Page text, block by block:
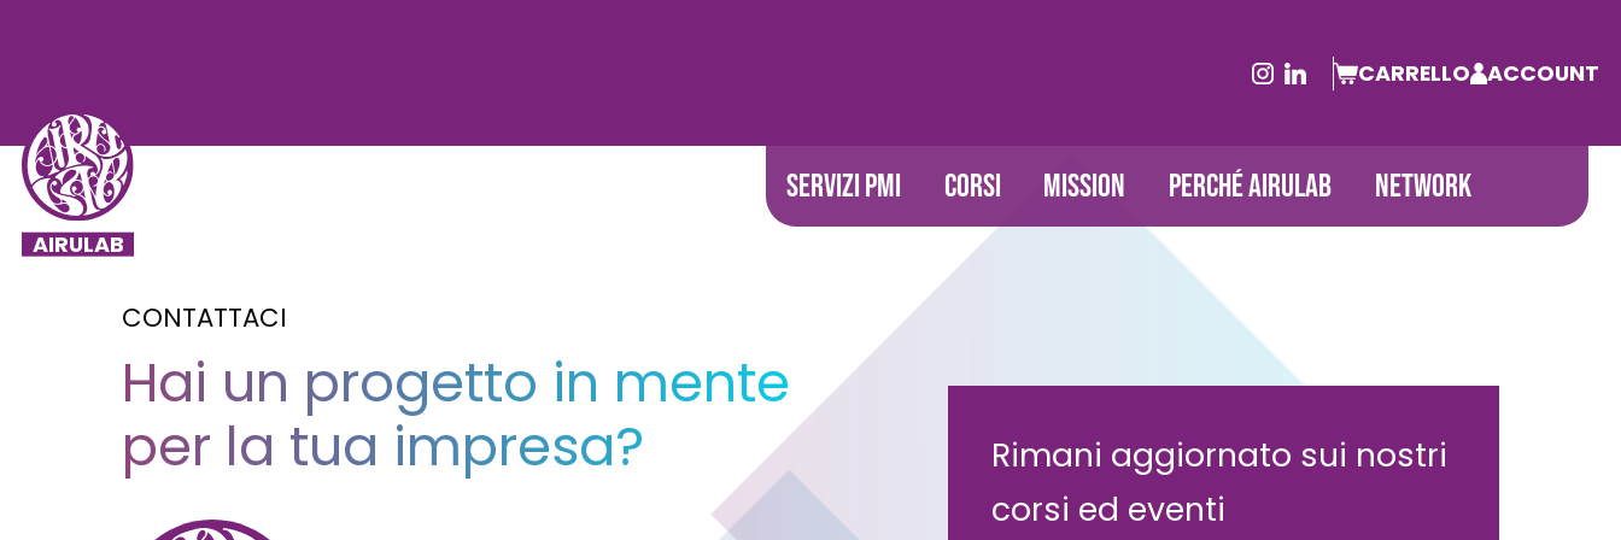
CARRELLO ACCOUNT
SERVIZI PMI CORSI MISSION PERCHÉ AIRULAB NETWORK
CONTATTACI
Hai un progetto in mente
per la tua impresa?
Rimani aggiornato sui nostri
corsi ed eventi